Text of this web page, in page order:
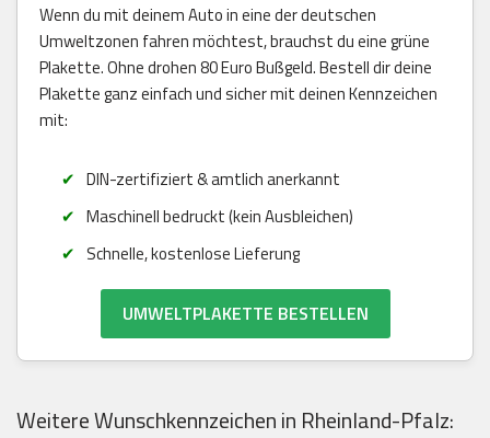
Wenn du mit deinem Auto in eine der deutschen
Umweltzonen fahren möchtest, brauchst du eine grüne
Plakette. Ohne drohen 80 Euro Bußgeld. Bestell dir deine
Plakette ganz einfach und sicher mit deinen Kennzeichen
mit:
DIN-zertifiziert & amtlich anerkannt
Maschinell bedruckt (kein Ausbleichen)
Schnelle, kostenlose Lieferung
UMWELTPLAKETTE BESTELLEN
Weitere Wunschkennzeichen in Rheinland-Pfalz: